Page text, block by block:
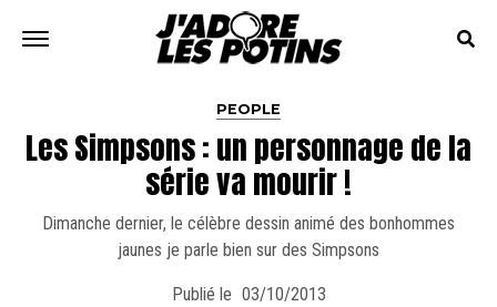
PEOPLE
Les Simpsons : un personnage de la
série va mourir !
Dimanche dernier, le célèbre dessin animé des bonhommes
jaunes je parle bien sur des Simpsons
Publié le 03/10/2013